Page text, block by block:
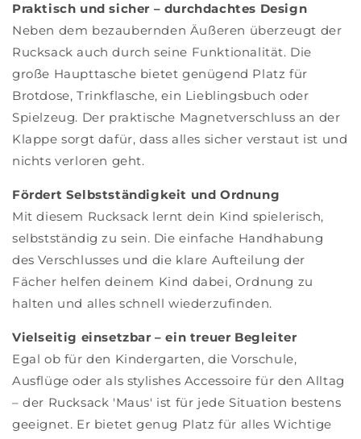
Praktisch und sicher – durchdachtes Design
Neben dem bezaubernden Äußeren überzeugt der
Rucksack auch durch seine Funktionalität. Die
große Haupttasche bietet genügend Platz für
Brotdose, Trinkflasche, ein Lieblingsbuch oder
Spielzeug. Der praktische Magnetverschluss an der
Klappe sorgt dafür, dass alles sicher verstaut ist und
nichts verloren geht.
Fördert Selbstständigkeit und Ordnung
Mit diesem Rucksack lernt dein Kind spielerisch,
selbstständig zu sein. Die einfache Handhabung
des Verschlusses und die klare Aufteilung der
Fächer helfen deinem Kind dabei, Ordnung zu
halten und alles schnell wiederzufinden.
Vielseitig einsetzbar – ein treuer Begleiter
Egal ob für den Kindergarten, die Vorschule,
Ausflüge oder als stylishes Accessoire für den Alltag
– der Rucksack 'Maus' ist für jede Situation bestens
geeignet. Er bietet genug Platz für alles Wichtige